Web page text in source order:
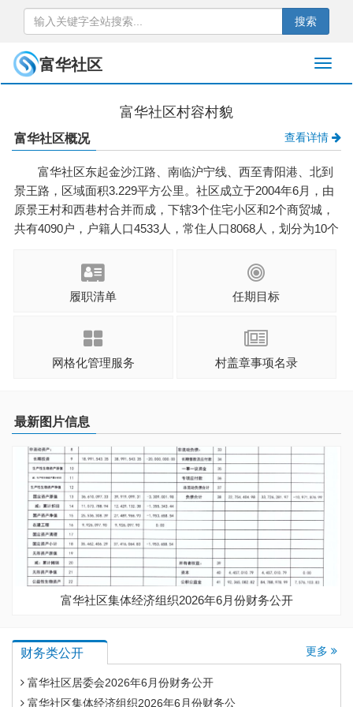
搜索
富华社区
富华社区村容村貌
富华社区概况 查看详情
富华社区东起金沙江路、南临沪宁线、西至青阳港、北到
景王路，区域面积3.229平方公里。社区成立于2004年6月，由
原景王村和西巷村合并而成，下辖3个住宅小区和2个商贸城，
共有4090户，户籍人口4533人，常住人口8068人，划分为10个
员共7名，其中交叉任职3名。 社区以居民需求为导向，聚
履职清单
任期目标
网格化管理服务 村盖章事项名录
最新图片信息
富华社区集体经济组织2026年6月份财务公开
财务类公开 更多
富华社区居委会2026年6月份财务公开
富华社区集体经济组织2026年6月份财务公